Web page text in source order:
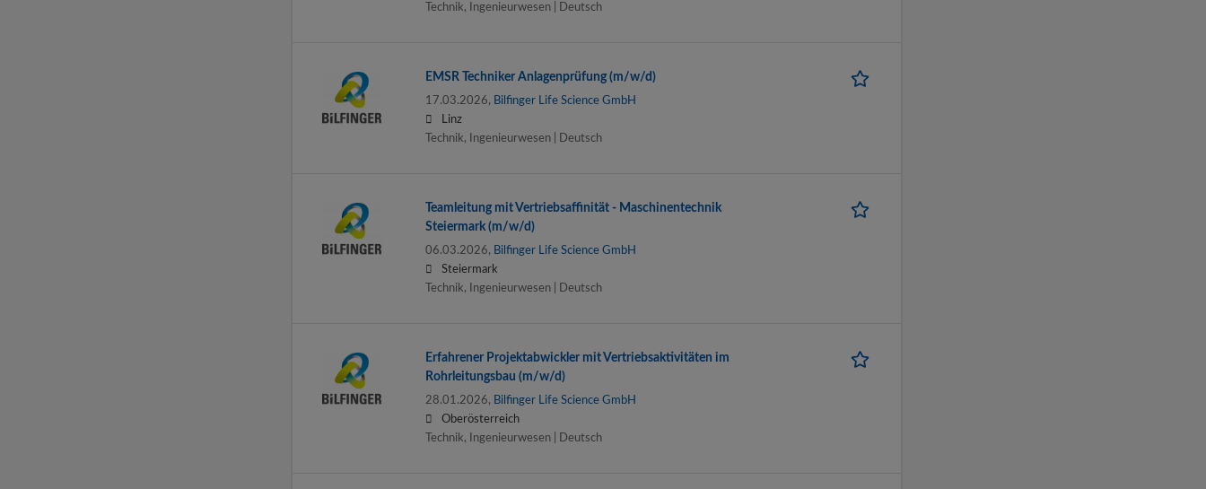
Technik, Ingenieurwesen | Deutsch
EMSR Techniker Anlagenprüfung (m/w/d)
17.03.2026, Bilfinger Life Science GmbH
Linz
Technik, Ingenieurwesen | Deutsch
Teamleitung mit Vertriebsaffinität - Maschinentechnik
Steiermark (m/w/d)
06.03.2026, Bilfinger Life Science GmbH
Steiermark
Technik, Ingenieurwesen | Deutsch
Erfahrener Projektabwickler mit Vertriebsaktivitäten im
Rohrleitungsbau (m/w/d)
28.01.2026, Bilfinger Life Science GmbH
Oberösterreich
Technik, Ingenieurwesen | Deutsch